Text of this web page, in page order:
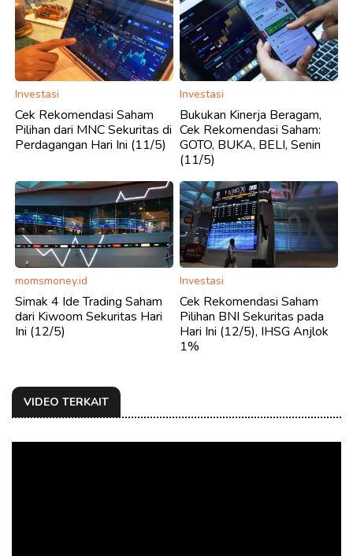
Investasi
Cek Rekomendasi Saham
Pilihan dari MNC Sekuritas di
Perdagangan Hari Ini (11/5)
Investasi
Bukukan Kinerja Beragam,
Cek Rekomendasi Saham:
GOTO, BUKA, BELI, Senin
(11/5)
momsmoney.id
Simak 4 Ide Trading Saham
dari Kiwoom Sekuritas Hari
Ini (12/5)
Investasi
Cek Rekomendasi Saham
Pilihan BNI Sekuritas pada
Hari Ini (12/5), IHSG Anjlok
1%
VIDEO TERKAIT